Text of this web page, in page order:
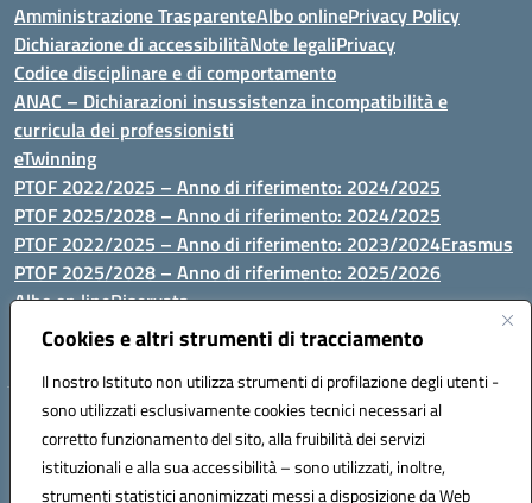
Cookies e altri strumenti di tracciamento
Il nostro Istituto non utilizza strumenti di profilazione degli utenti -
sono utilizzati esclusivamente cookies tecnici necessari al
corretto funzionamento del sito, alla fruibilità dei servizi
istituzionali e alla sua accessibilità – sono utilizzati, inoltre,
strumenti statistici anonimizzati messi a disposizione da Web
Amministrazione TrasparenteAlbo onlinePrivacy Policy
Dichiarazione di accessibilitàNote legaliPrivacy
Codice disciplinare e di comportamento
ANAC – Dichiarazioni insussistenza incompatibilità e
curricula dei professionisti
eTwinning
PTOF 2022/2025 – Anno di riferimento: 2024/2025
PTOF 2025/2028 – Anno di riferimento: 2024/2025
PTOF 2022/2025 – Anno di riferimento: 2023/2024Erasmus
PTOF 2025/2028 – Anno di riferimento: 2025/2026
Albo on lineRiservata
P.N. Dotazione di attrezzature per le palestre
Via Luna e Sole, 44 07100, Sassari - Tel 079293287 - Fax 0793764116
- Mail: ssvc010009@istruzione.it - PEC: ssvc010009@pec.istruzione.it
- C.F. / P.IVA Convitto 80000150906 - C.F. Scuole 92073300904